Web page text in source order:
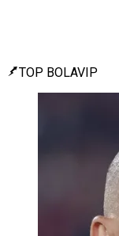
TOP BOLAVIP